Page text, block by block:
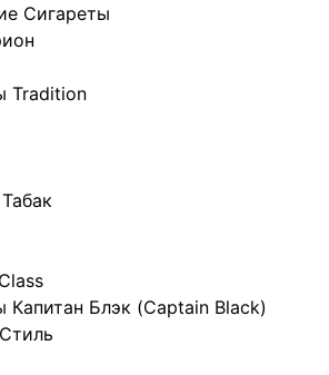
Сигареты
Tradition
Капитан Блэк (Captain Black)